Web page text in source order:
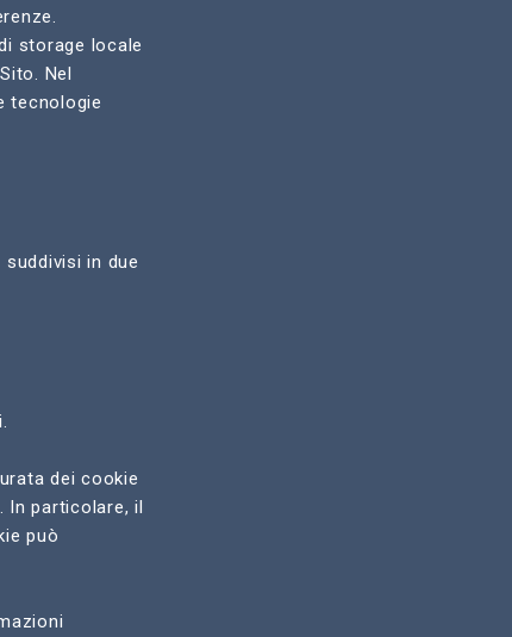
storage locale
Nel
tecnologie
in due
dei cookie
In particolare, il
può